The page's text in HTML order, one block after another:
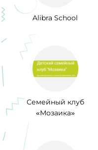
Alibra School
Семейный клуб
«Мозаика»